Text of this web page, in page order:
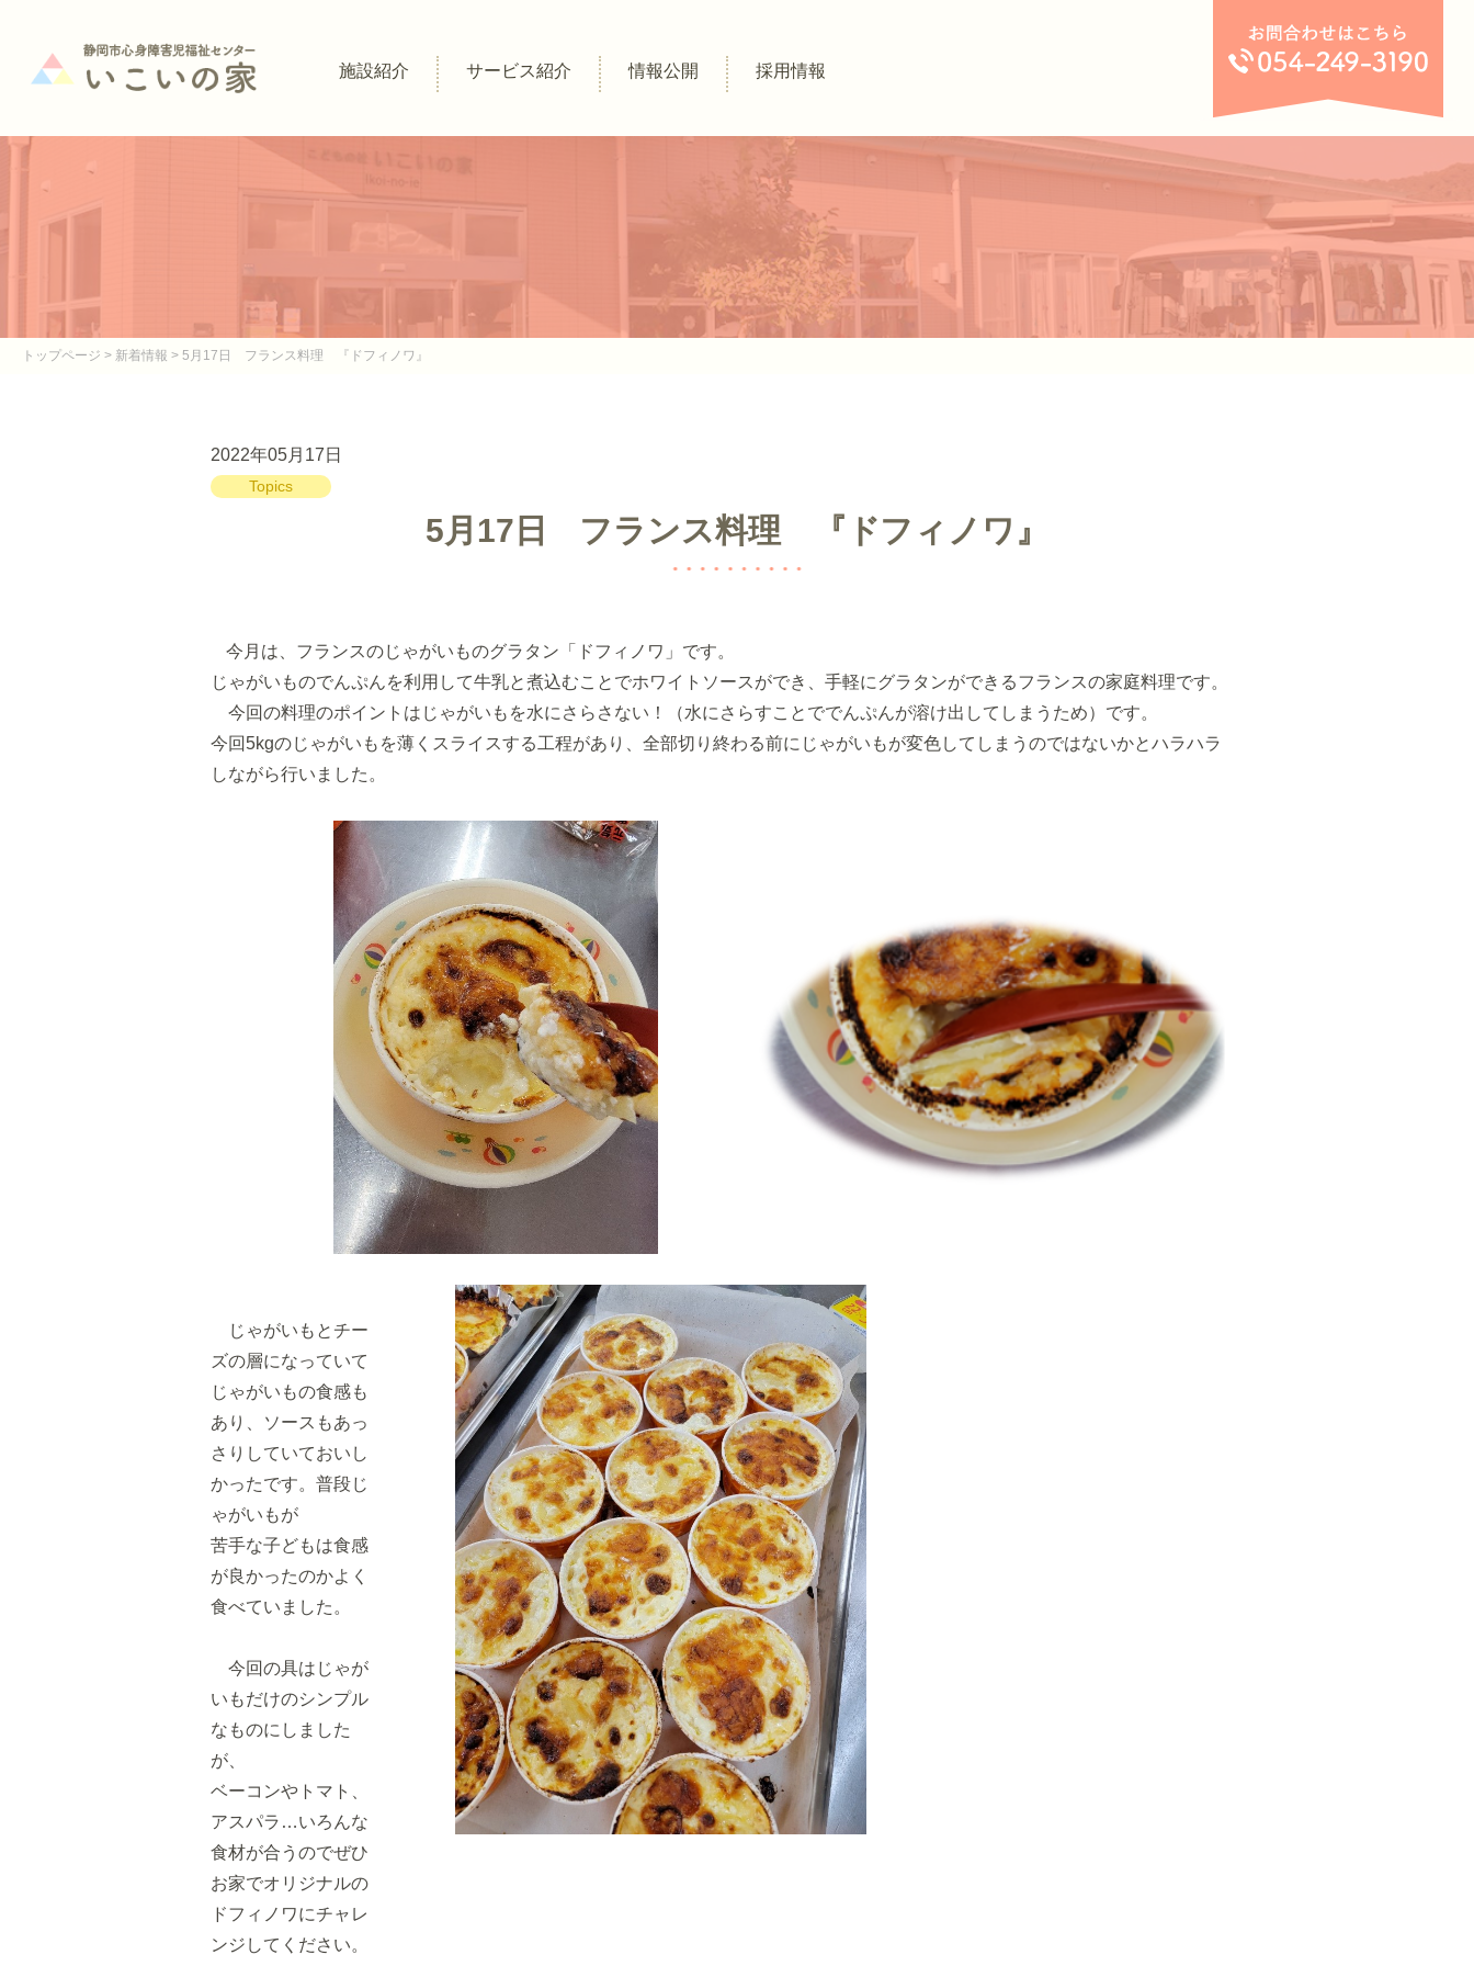
施設紹介 サービス紹介 情報公開 採用情報
トップページ > 新着情報 > 5月17日 フランス料理 『ドフィノワ』
2022年05月17日
Topics
5月17日 フランス料理 『ドフィノワ』
今月は、フランスのじゃがいものグラタン「ドフィノワ」です。
じゃがいものでんぷんを利用して牛乳と煮込むことでホワイトソースができ、手軽にグラタンができるフランスの家庭料理です。
今回の料理のポイントはじゃがいもを水にさらさない！（水にさらすことででんぷんが溶け出してしまうため）です。
今回 5kgのじゃがいもを薄くスライスする工程があり、全部切り終わる前にじゃがいもが変色してしまうのではないかとハラハラ
しながら行いました。
じゃがいもとチー
ズの層になっていて
じゃがいもの食感も
あり、ソースもあっ
さりしていておいし
かったです。普段じ
ゃがいもが
苦手な子どもは食感
が良かったのかよく
食べていました。
今回の具はじゃが
いもだけのシンプル
なものにしました
が、
ベーコンやトマト、
アスパラ…いろんな
食材が合うのでぜひ
お家でオリジナルの
ドフィノワにチャレ
ンジしてください。